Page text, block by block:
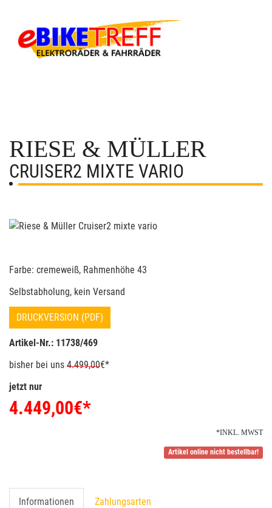
RIESE & MÜLLER
CRUISER2 MIXTE VARIO
Farbe: cremeweiß, Rahmenhöhe 43
Selbstabholung, kein Versand
DRUCKVERSION (PDF)
Artikel-Nr.: 11738/469
bisher bei uns 4.499,00€*
jetzt nur
4.449,00€*
*INKL. MWST
Artikel online nicht bestellbar!
Informationen Zahlungsarten